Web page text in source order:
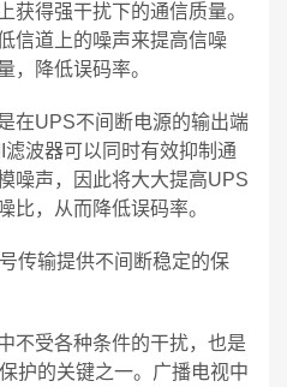
获得强干扰下的通信质量。
信道上的噪声来提高信噪
，降低误码率。
在UPS不间断电源的输出端
波器可以同时有效抑制通
噪声，因此将大大提高UPS
比，从而降低误码率。
传输提供不间断稳定的保
不受各种条件的干扰，也是
护的关键之一。广播电视中